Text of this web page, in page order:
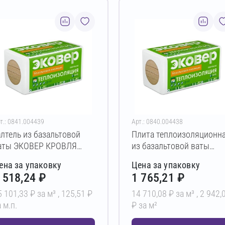
0841.004439
из базальтовой
ЭКОВЕР КРОВЛЯ
мм
за упаковку
₽
101,33 ₽ за м³ , 125,51 ₽
м.п.
Арт.: 0840.004438
Плита
из базальтовой ваты
200х600х1000 мм
Цена за упаковку
1 765,21 ₽
14 710,08 ₽ за м³ , 2
₽ за м²